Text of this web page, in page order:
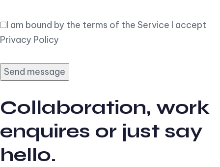
I am bound by the terms of the Service I accept
Privacy Policy
Collaboration, work
enquires or just say
hello.